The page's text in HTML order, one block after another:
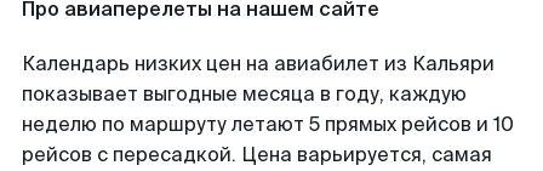
Про авиаперелеты на нашем сайте
Календарь низких цен на авиабилет из Кальяри
показывает выгодные месяца в году, каждую
неделю по маршруту летают 5 прямых рейсов и 10
рейсов с пересадкой. Цена варьируется, самая